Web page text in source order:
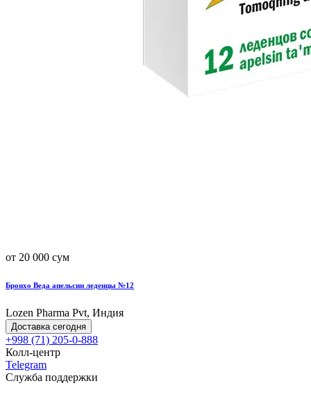
от 20 000 сум
Бронхо Веда апельсин леденцы №12
Lozen Pharma Pvt, Индия
Доставка сегодня
+998 (71) 205-0-888
Колл-центр
Telegram
Служба поддержки